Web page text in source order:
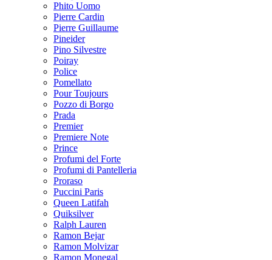
Phito Uomo
Pierre Cardin
Pierre Guillaume
Pineider
Pino Silvestre
Poiray
Police
Pomellato
Pour Toujours
Pozzo di Borgo
Prada
Premier
Premiere Note
Prince
Profumi del Forte
Profumi di Pantelleria
Proraso
Puccini Paris
Queen Latifah
Quiksilver
Ralph Lauren
Ramon Bejar
Ramon Molvizar
Ramon Monegal